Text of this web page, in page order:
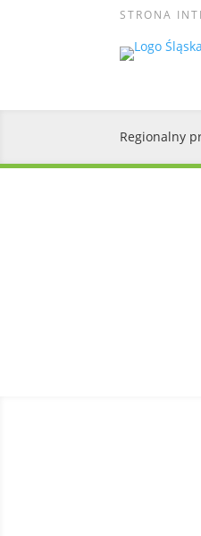
STRONA
Regionalny